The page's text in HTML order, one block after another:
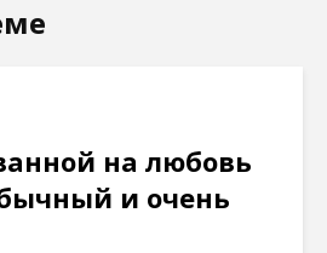
на любовь
и очень